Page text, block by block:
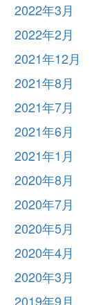
2022年3月
2022年2月
2021年12月
2021年8月
2021年7月
2021年6月
2021年1月
2020年8月
2020年7月
2020年5月
2020年4月
2020年3月
2019年9月